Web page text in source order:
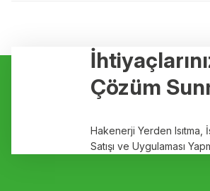
Ürün açıklamasında eksik bilgiler bulunuyor.
Ürün bilgilerinde hatalar bulunuyor.
Bu ürüne benzer farklı alternatifler olmalı.
Çözüm
Hakenerji Yerden
Satışı ve Uygulaması